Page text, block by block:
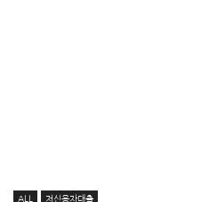
ALL 저신용자대출